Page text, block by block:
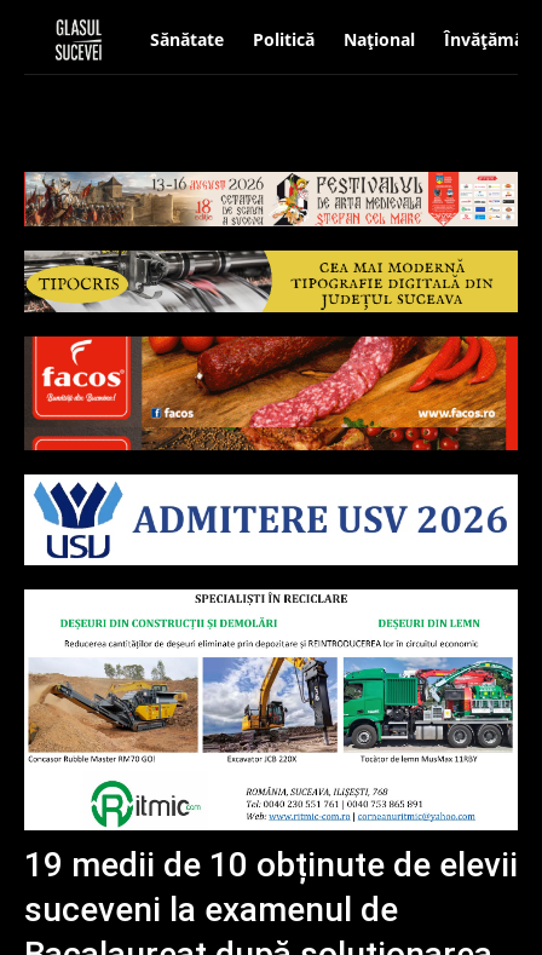
Sănătate Politică Național Învățământ
19 medii de 10 obținute de elevii
suceveni la examenul de